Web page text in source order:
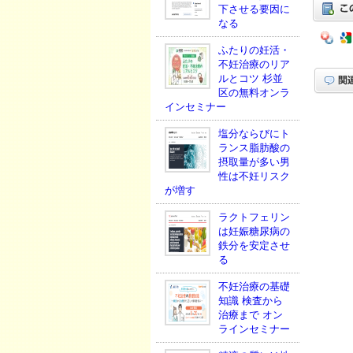
下させる要因に
なる
ふたりの妊活・
不妊治療のリア
ルとコツ 杉並
区の無料オンラ
インセミナー
塩分ならびにト
ランス脂肪酸の
摂取量が多い男
性は不妊リスク
が増す
ラクトフェリン
は妊娠糖尿病の
鉄分を安定させ
る
不妊治療の基礎
知識 検査から
治療まで オン
ラインセミナー